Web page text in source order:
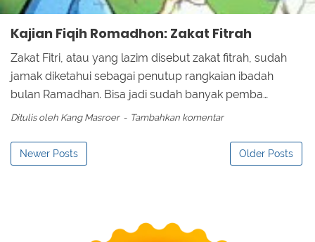
Kajian Fiqih Romadhon: Zakat Fitrah
Zakat Fitri, atau yang lazim disebut zakat fitrah, sudah
jamak diketahui sebagai penutup rangkaian ibadah
bulan Ramadhan. Bisa jadi sudah banyak pemba…
Ditulis oleh Kang Masroer Tambahkan komentar
Newer Posts Older Posts